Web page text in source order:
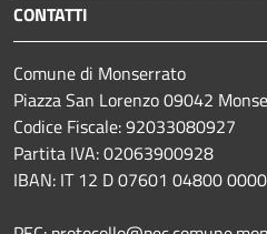
CONTATTI
Comune di Monserrato
Piazza San Lorenzo 09042
Codice Fiscale: 92033080927
Partita IVA: 02063900928
IBAN: IT 12 D 07601 04800